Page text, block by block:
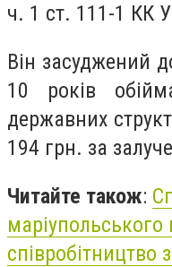
ч. 1 ст. 111-1 КК
Він засуджений
10 років
державних
194 грн. за
Читайте також:
співробітництво